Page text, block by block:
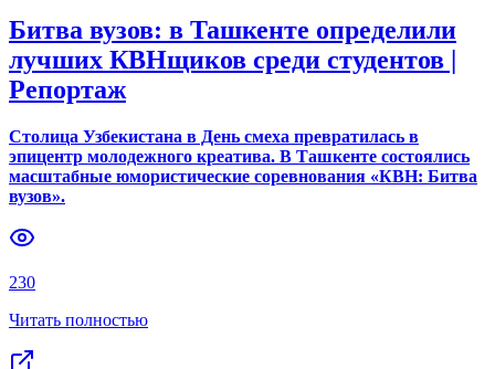
Битва вузов: в Ташкенте определили
лучших КВНщиков среди студентов |
Репортаж
Столица Узбекистана в День смеха превратилась в
эпицентр молодежного креатива. В Ташкенте состоялись
масштабные юмористические соревнования «КВН: Битва
вузов».
230
Читать полностью